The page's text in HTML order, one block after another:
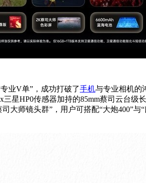
业V单”，成功打破了手机与专业相机的
星HP0传感器加持的85mm蔡司云台级
师镜头群”，用户可搭配“大炮400”